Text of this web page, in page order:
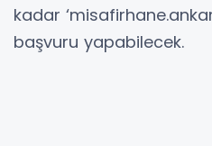
kadar
başvuru yapabilecek.